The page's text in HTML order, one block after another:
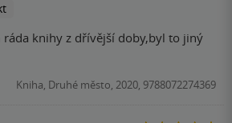
ráda knihy z dřívější doby,byl to jiný
Kniha, Druhé město, 2020, 9788072274369